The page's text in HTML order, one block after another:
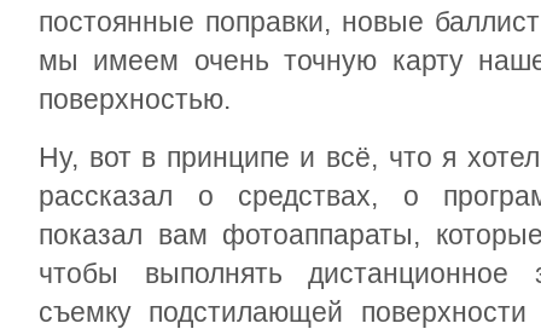
постоянные поправки, новые
мы имеем очень точную карту
поверхностью.
Ну, вот в принципе и всё, что я
рассказал о средствах, о
показал вам фотоаппараты,
чтобы выполнять дистанционное
съемку подстилающей